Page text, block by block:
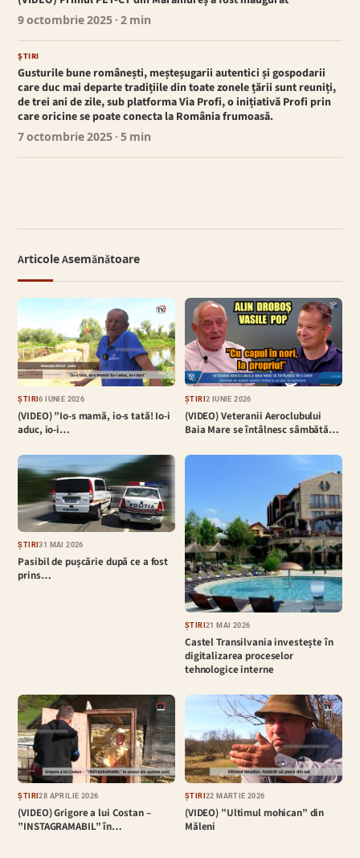
9 octombrie 2025 · 2 min
ȘTIRI
Gusturile bune românești, meșteșugarii autentici și gospodarii
care duc mai departe tradițiile din toate zonele țării sunt reuniți,
de trei ani de zile, sub platforma Via Profi, o inițiativă Profi prin
care oricine se poate conecta la România frumoasă.
7 octombrie 2025 · 5 min
Articole Asemănătoare
ȘTIRI6 IUNIE 2026
(VIDEO) ”Io-s mamă, io-s tată! Io-i
aduc, io-i…
ȘTIRI2 IUNIE 2026
(VIDEO) Veteranii Aeroclubului
Baia Mare se întâlnesc sâmbătă…
ȘTIRI31 MAI 2026
Pasibil de pușcărie după ce a fost
prins…
ȘTIRI21 MAI 2026
Castel Transilvania investește în
digitalizarea proceselor
tehnologice interne
ȘTIRI28 APRILIE 2026
(VIDEO) Grigore a lui Costan –
”INSTAGRAMABIL” în…
ȘTIRI22 MARTIE 2026
(VIDEO) ”Ultimul mohican” din
Măleni